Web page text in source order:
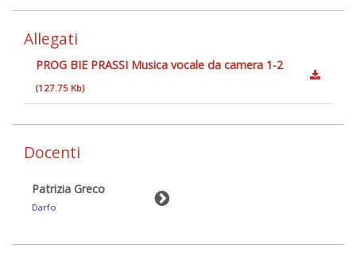
Allegati
PROG BIE PRASSI Musica vocale da camera 1-2
(127.75 Kb)
Docenti
Patrizia Greco
Darfo